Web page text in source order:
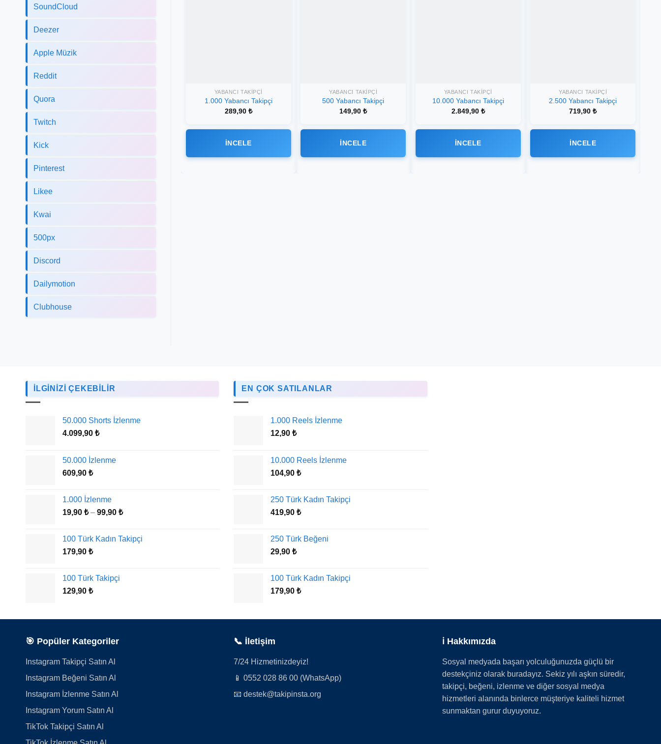
SoundCloud
Deezer
Apple Müzik
Reddit
Quora
Twitch
Kick
Pinterest
Likee
Kwai
500px
Discord
Dailymotion
Clubhouse
YABANCI TAKIPÇI
1.000 Yabancı Takipçi
289,90 ₺
İNCELE
YABANCI TAKIPÇI
500 Yabancı Takipçi
149,90₺
İNCELE
YABANCI TAKIPÇI
10.000 Yabancı Takipçi
2.849,90 ₺
İNCELE
YABANCI TAKIPÇI
2.500 Yabancı Takipçi
719,90₺
İNCELE
İLGİNİZİ ÇEKEBİLİR
50.000 Shorts İzlenme
4.099,90 ₺
50.000 İzlenme
609,90 ₺
1.000 İzlenme
19,90 ₺ – 99,90 ₺Fiyat
-
100 Türk Kadın Takipçi
179,90 ₺
100 Türk Takipçi
129,90 ₺
EN ÇOK SATILANLAR
1.000 Reels İzlenme
12,90₺
10.000 Reels İzlenme
104,90₺
250 Türk Kadın Takipçi
419,90₺
250 Türk Beğeni
29,90₺
100 Türk Kadın Takipçi
179,90₺
🎯 Popüler Kategoriler
Instagram Takipçi Satın Al
Instagram Beğeni Satın Al
Instagram İzlenme Satın Al
Instagram Yorum Satın Al
TikTok Takipçi Satın Al
📞 İletişim
7/24 Hizmetinizdeyiz!
📱 0552 028 86 00 (WhatsApp)
📧 destek@takipinsta.org
ℹ️ Hakkımızda
Sosyal medyada başarı yolculuğunuzda güçlü bir
destekçiniz olarak buradayız. Sekiz yılı aşkın süredir,
takipçi, beğeni, izlenme ve diğer sosyal medya
hizmetleri alanında binlerce müşteriye kaliteli hizmet
sunmaktan gurur duyuyoruz.